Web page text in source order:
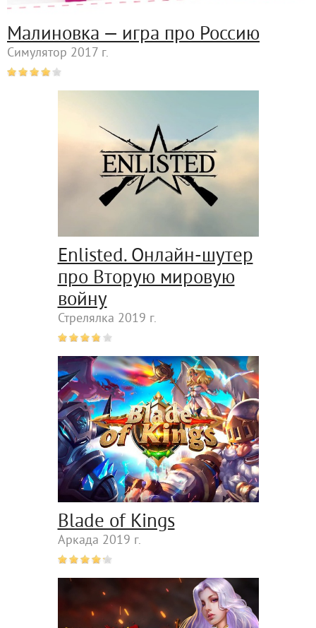
Малиновка — игра про Россию
Симулятор 2017 г.
Enlisted. Онлайн-шутер
про Вторую мировую
войну
Стрелялка 2019 г.
Blade of Kings
Аркада 2019 г.